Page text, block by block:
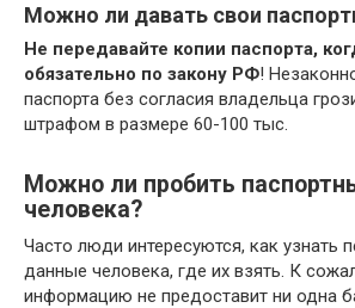
Можно ли давать свои
Не передавайте копии паспорта,
обязательно по закону РФ!
паспорта без согласия владельца
штрафом в размере 60-100 тыс.
Можно ли пробить
человека?
Часто люди интересуются, как узнать
данные человека, где их взять. К
информацию не предоставит ни одна